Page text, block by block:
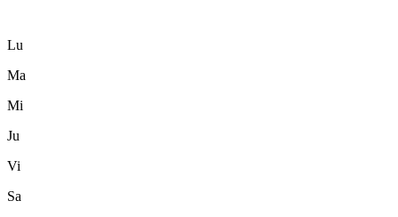
Lu
Ma
Mi
Ju
Vi
Sa